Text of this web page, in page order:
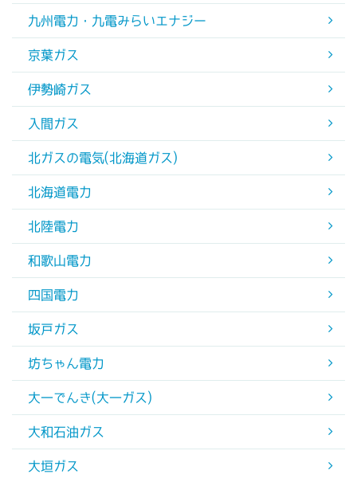
九州電力・九電みらいエナジー
京葉ガス
伊勢崎ガス
入間ガス
北ガスの電気(北海道ガス)
北海道電力
北陸電力
和歌山電力
四国電力
坂戸ガス
坊ちゃん電力
大一でんき(大一ガス)
大和石油ガス
大垣ガス